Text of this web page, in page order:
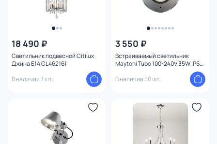
18 490 ₽
Светильник подвесной Citilux
Джина E14 CL462161
В наличии 7 шт.
3 550 ₽
Встраиваемый светильник
Maytoni Tubo 100-240V 35W IP65
В наличии 50 шт.